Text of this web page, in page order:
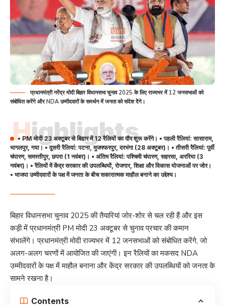
प्रधानमंत्री नरेंद्र मोदी बिहार विधानसभा चुनाव 2025 के लिए राज्यभर में 12 जनसभाओं को
संबोधित करेंगे और NDA उम्मीदवारों के समर्थन में जनता को संदेश देंगे।
Highlights
• PM मोदी 23 अक्टूबर से बिहार में 12 रैलियों का दौर शुरू करेंगे। • पहली रैलियां: सासाराम,
भागलपुर, गया। • दूसरी रैलियां: पटना, मुजफ्फरपुर, दरभंगा (28 अक्टूबर)। • तीसरी रैलियां: पूर्वी
चंपारण, समस्तीपुर, छपरा (1 नवंबर)। • अंतिम रैलियां: पश्चिमी चंपारण, सहरसा, अररिया (3
नवंबर)। • रैलियों में केंद्र सरकार की उपलब्धियों, रोजगार, शिक्षा और विकास योजनाओं पर जोर।
• भाजपा उम्मीदवारों के पक्ष में जनता के बीच सकारात्मक माहौल बनाने का उद्देश्य।
बिहार विधानसभा चुनाव 2025 की तैयारियां जोर-शोर से चल रही हैं और इस
कड़ी में प्रधानमंत्री PM मोदी 23 अक्टूबर से चुनाव प्रचार की कमान
संभालेंगे। प्रधानमंत्री मोदी राज्यभर में 12 जनसभाओं को संबोधित करेंगे, जो
अलग-अलग चरणों में आयोजित की जाएंगी। इन रैलियों का मकसद NDA
उम्मीदवारों के पक्ष में माहौल बनाना और केंद्र सरकार की उपलब्धियों को जनता के
सामने रखना है।
Contents